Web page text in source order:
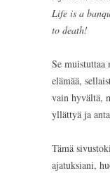
Life is a
to death!
Se muistuttaa
elämää,
vain hyvältä,
yllättyä ja
Tämä
ajatuksiani,